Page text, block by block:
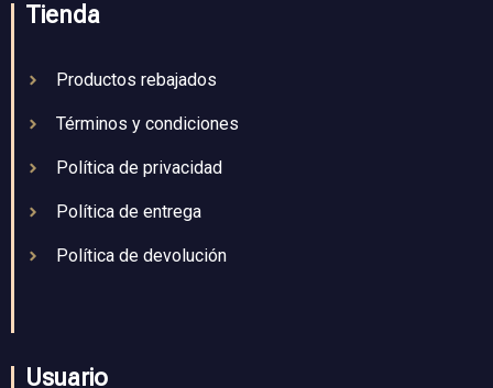
Tienda
Productos rebajados
Términos y condiciones
Política de privacidad
Política de entrega
Política de devolución
Usuario